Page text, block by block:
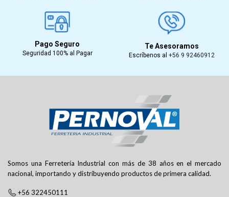
Pago Seguro
Seguridad 100% al Pagar
Te Asesoramos
Escríbenos al +56 9 92460912
Somos una Ferretería Industrial con más de 38 años en el mercado
nacional, importando y distribuyendo productos de primera calidad.
+56 322450111